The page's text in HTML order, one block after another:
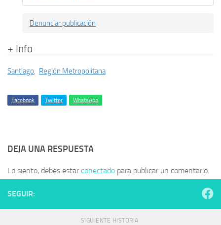
Denunciar publicación
+ Info
Santiago, Región Metropolitana
Facebook Twitter WhatsApp
DEJA UNA RESPUESTA
Lo siento, debes estarconectado para publicar un comentario.
SEGUIR:
SIGUIENTE HISTORIA